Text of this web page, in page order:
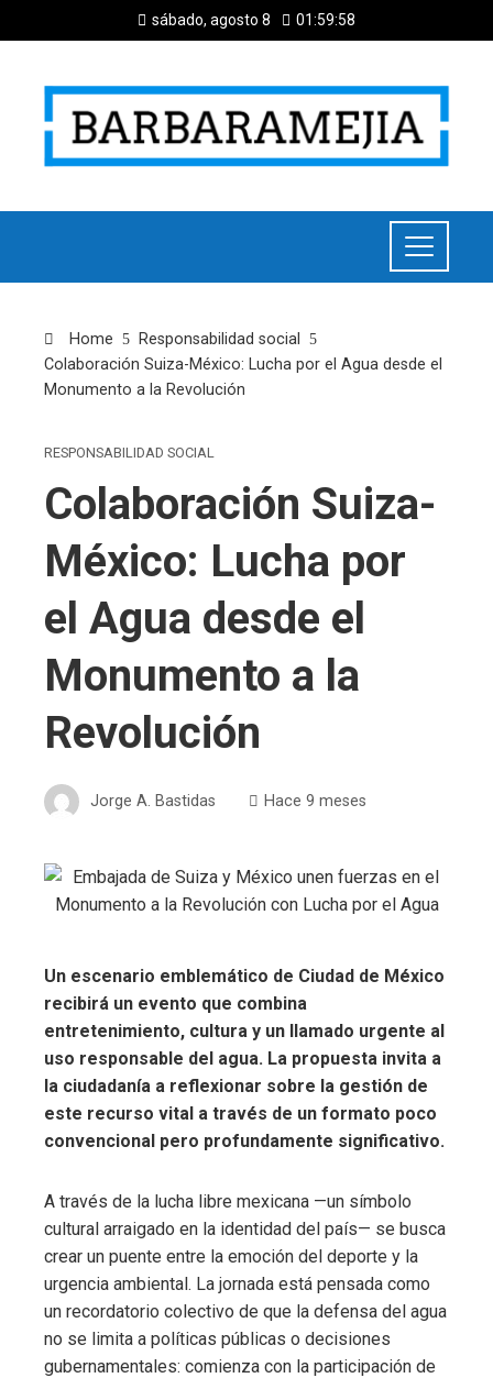
sábado, agosto 8 01:59:59
Home
Responsabilidad social
Colaboración Suiza-México: Lucha por el Agua desde el
Monumento a la Revolución
RESPONSABILIDAD SOCIAL
Colaboración Suiza-
México: Lucha por
el Agua desde el
Monumento a la
Revolución
Jorge A. Bastidas Hace 9 meses
Un escenario emblemático de Ciudad de México
recibirá un evento que combina
entretenimiento, cultura y un llamado urgente al
uso responsable del agua. La propuesta invita a
la ciudadanía a reflexionar sobre la gestión de
este recurso vital a través de un formato poco
convencional pero profundamente significativo.
A través de la lucha libre mexicana —un símbolo
cultural arraigado en la identidad del país— se busca
crear un puente entre la emoción del deporte y la
urgencia ambiental. La jornada está pensada como
un recordatorio colectivo de que la defensa del agua
no se limita a políticas públicas o decisiones
gubernamentales: comienza con la participación de